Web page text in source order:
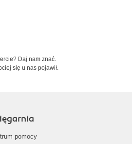
Daj nam znać.
się u nas pojawił.
pomocy